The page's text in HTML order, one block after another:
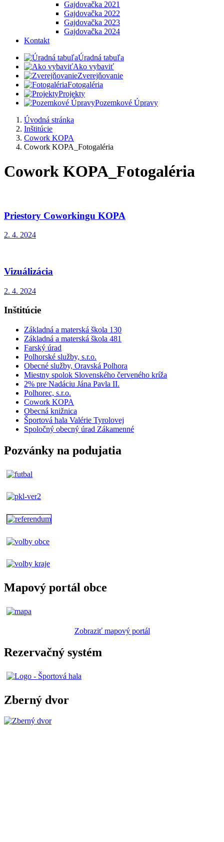
Gajdovačka 2021
Gajdovačka 2022
Gajdovačka 2023
Gajdovačka 2024
Kontakt
Úradná tabuľa
Ako vybaviť
Zverejňovanie
Fotogaléria
Projekty
Pozemkové Úpravy
Úvodná stránka
Inštitúcie
Cowork KOPA
Cowork KOPA_Fotogaléria
Cowork KOPA_Fotogaléria
Priestory Coworkingu KOPA
2. 4. 2024
Vizuálizácia
2. 4. 2024
Inštitúcie
Základná a materská škola 130
Základná a materská škola 481
Farský úrad
Polhorské služby, s.r.o.
Obecné služby, Oravská Polhora
Miestny spolok Slovenského červeného kríža
2% pre Nadáciu Jána Pavla II.
Polhorec, s.r.o.
Cowork KOPA
Obecná knižnica
Športová hala Valérie Tyrolovej
Spoločný obecný úrad Zákamenné
Pozvánky na podujatia
Mapový portál obce
Zobraziť mapový portál
Rezervačný systém
Zberný dvor